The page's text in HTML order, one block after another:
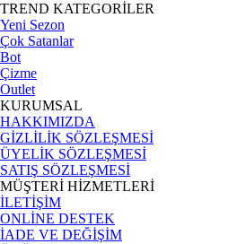
TREND KATEGORİLER
Yeni Sezon
Çok Satanlar
Bot
Çizme
Outlet
KURUMSAL
HAKKIMIZDA
GİZLİLİK SÖZLEŞMESİ
ÜYELİK SÖZLEŞMESİ
SATIŞ SÖZLEŞMESİ
MÜŞTERİ HİZMETLERİ
İLETİŞİM
ONLİNE DESTEK
İADE VE DEĞİŞİM